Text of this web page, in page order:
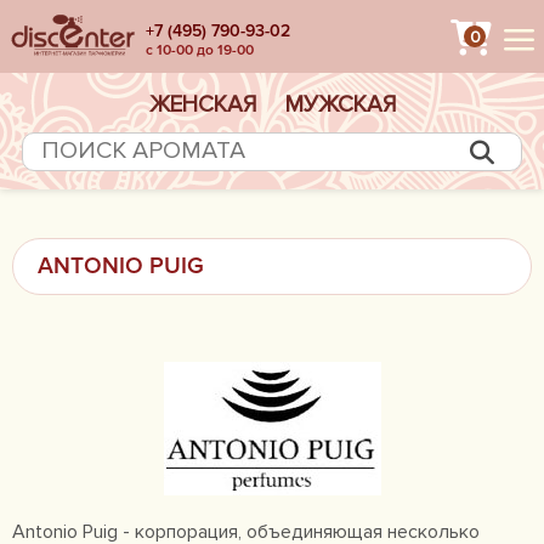
+7 (495) 790-93-02
с 10-00 до 19-00
0
ЖЕНСКАЯ МУЖСКАЯ
ANTONIO PUIG
Antonio Puig - корпорация, объединяющая несколько